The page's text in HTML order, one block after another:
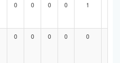
0 0 0 0 1
0 0 0 0 0